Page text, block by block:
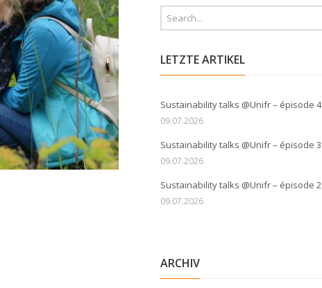
LETZTE ARTIKEL
Sustainability talks @Unifr – épisode 4
09.07.2026
Sustainability talks @Unifr – épisode 3
09.07.2026
Sustainability talks @Unifr – épisode 2
09.07.2026
ARCHIV